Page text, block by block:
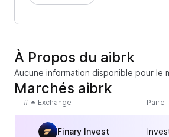
À Propos du aibrk
Aucune information disponible pour le
Marchés aibrk
# Exchange Paire
Finary Invest